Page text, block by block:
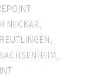
NECKAR,
,
,